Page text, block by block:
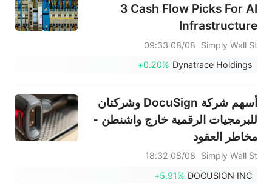
3 Cash Flow Picks For AI
Infrastructure
Simply Wall St
08/08 09:33
Dynatrace Holdings
+0.20%
أسهم شركة DocuSign وشركتان
للبرمجيات الرقمية خارج واشنطن -
مخاطر العقود
Simply Wall St
08/08 18:32
DOCUSIGN INC
+5.91%